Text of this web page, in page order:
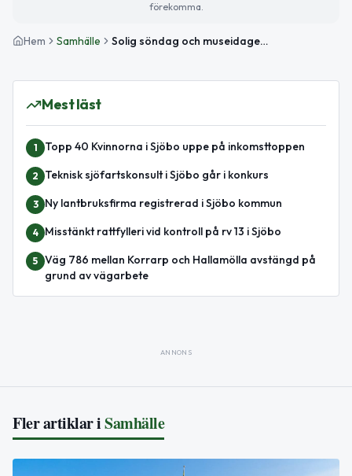
förekomma.
Hem Samhälle Solig söndag och museidagen firas – detta händer i Sjöbo
Mest läst
1 Topp 40 Kvinnorna i Sjöbo uppe på inkomsttoppen
2 Teknisk sjöfartskonsult i Sjöbo går i konkurs
3 Ny lantbruksfirma registrerad i Sjöbo kommun
4 Misstänkt rattfylleri vid kontroll på rv 13 i Sjöbo
5 Väg 786 mellan Korrarp och Hallamölla avstängd på
grund av vägarbete
ANNONS
Fler artiklar iSamhälle